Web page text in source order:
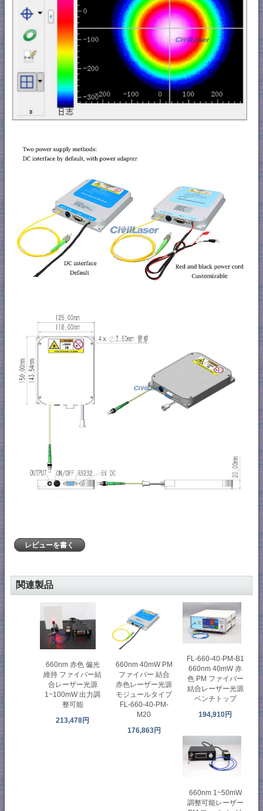
レビューを書く
関連製品
660nm 赤色 偏光
維持 ファイバー結
合レーザー光源
1~100mW 出力調
整可能
213,478円
660nm 40mW PM
ファイバー 結合
赤色レーザー光源
モジュールタイプ
FL-660-40-PM-
M20
176,863円
FL-660-40-PM-B1
660nm 40mW 赤
色 PM ファイバー
結合レーザー光源
ベンチトップ
194,910円
660nm 1~50mW
調整可能レーザー